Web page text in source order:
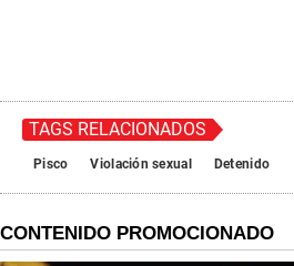
TAGS RELACIONADOS
Pisco Violación sexual Detenido